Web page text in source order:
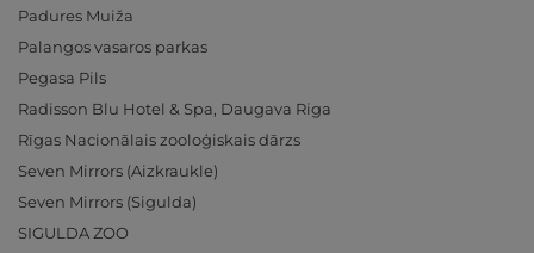
Padures Muiža
Palangos vasaros parkas
Pegasa Pils
Radisson Blu Hotel & Spa, Daugava Riga
Rīgas Nacionālais zooloģiskais dārzs
Seven Mirrors (Aizkraukle)
Seven Mirrors (Sigulda)
SIGULDA ZOO